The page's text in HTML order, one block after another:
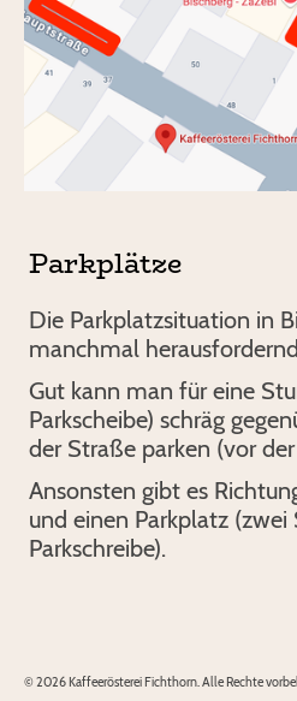
Parkplätze
Die Parkplatzsituation in
manchmal
Gut kann man für eine
Parkscheibe) schräg
der Straße parken (vor
Ansonsten gibt es
und einen Parkplatz
Parkschreibe).
© 2026 Kaffeerösterei Fichthorn. Alle Rechte